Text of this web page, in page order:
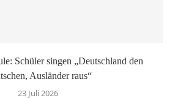
Schüler singen „Deutschland den
Ausländer raus“
23 Juli 2026